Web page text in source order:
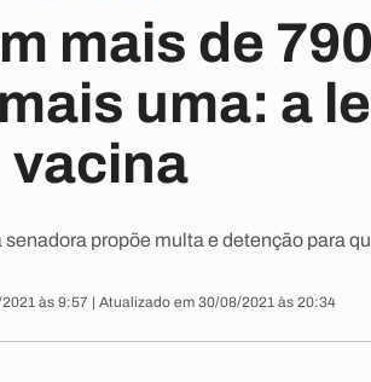
mais de
uma: a
vacina
propõe multa e detenção para
às 9:57 | Atualizado em 30/08/2021 às 20:34